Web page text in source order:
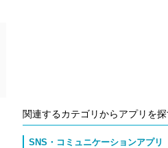
関連するカテゴリからアプリを探
SNS・コミュニケーションアプリ